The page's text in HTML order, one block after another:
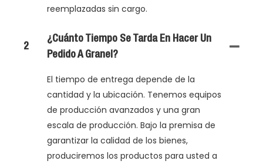
reemplazadas sin cargo.
2
¿Cuánto Tiempo Se Tarda En Hacer Un
Pedido A Granel?
El tiempo de entrega depende de la
cantidad y la ubicación. Tenemos equipos
de producción avanzados y una gran
escala de producción. Bajo la premisa de
garantizar la calidad de los bienes,
produciremos los productos para usted a